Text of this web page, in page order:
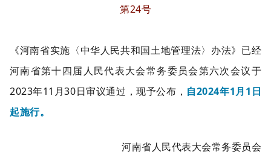
第24号
《河南省实施〈中华人民共和国土地管理法〉办法》已经
河南省第十四届人民代表大会常务委员会第六次会议于
2023年11月30日审议通过，现予公布， 自2024年1月1日
起施行。
河南省人民代表大会常务委员会